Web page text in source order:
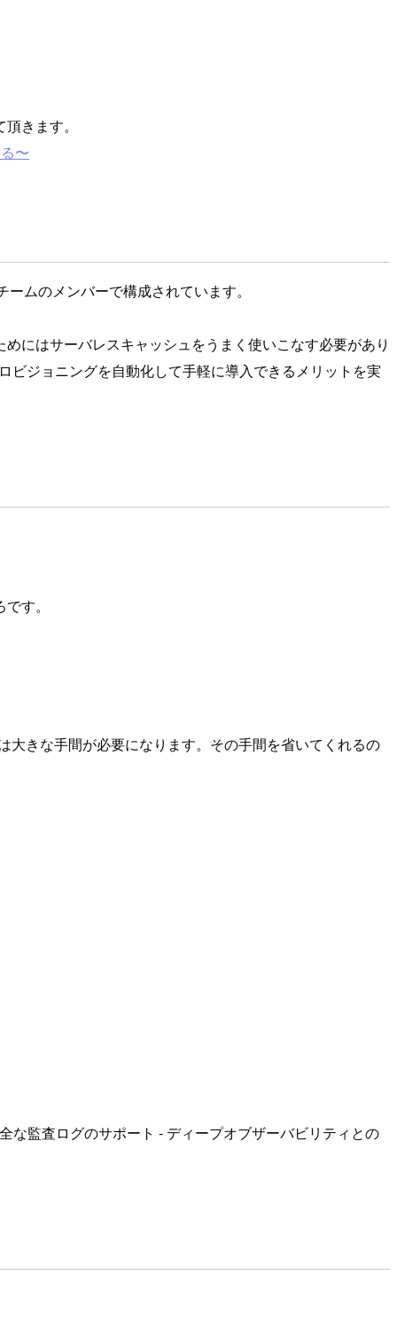
きます。
〜
ムのメンバーで構成されています。
にはサーバレスキャッシュをうまく使いこなす必要があり
ジョニングを自動化して手軽に導入できるメリットを実
す。
きな手間が必要になります。その手間を省いてくれるの
な監査ログのサポート - ディープオブザーバビリティとの